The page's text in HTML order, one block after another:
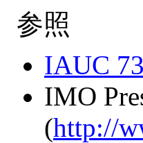
参照
IAUC
IMO
(http://